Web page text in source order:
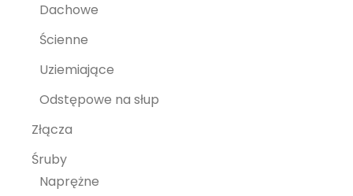
Dachowe
Ścienne
Uziemiające
Odstępowe na słup
Złącza
Śruby
Naprężne